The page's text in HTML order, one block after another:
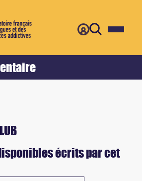
écrits par cet